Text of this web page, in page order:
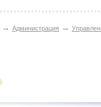
→ Администрация →